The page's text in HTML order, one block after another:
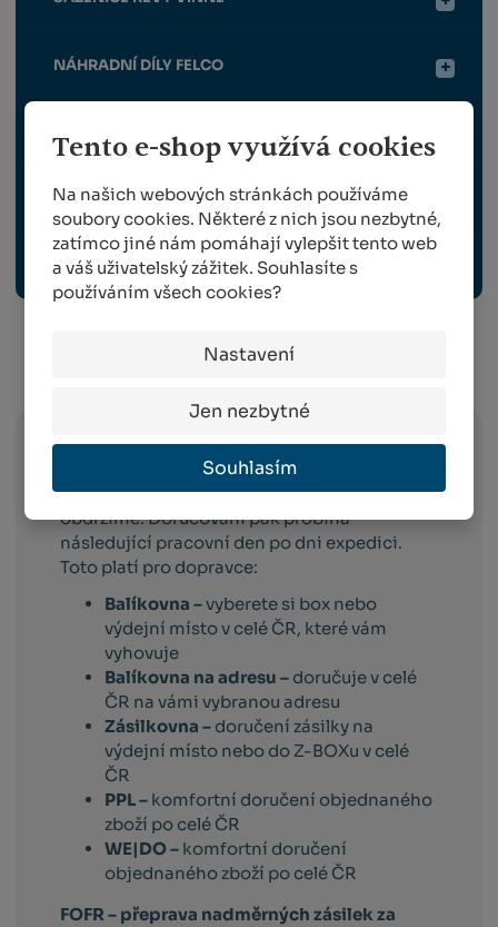
Tento e-shop využívá cookies
Na našich webových stránkách používáme
soubory cookies. Některé z nich jsou nezbytné,
zatímco jiné nám pomáhají vylepšit tento web
a váš uživatelský zážitek. Souhlasíte s
používáním všech cookies?
Nastavení
Jen nezbytné
Souhlasím
NÁHRADNÍ DÍLY FELCO
NÁHRADNÍ DÍLY BERGER
OCHRANNÉ PRACOVNÍ POMŮCKY
ROUBOVACÍ KLEŠTE, STROJKY A NOŽE
skladem expedujeme následující
pracovní den po dni, ve kterém objednávku
obdržíme. Doručování pak probíhá
následující pracovní den po dni expedici.
Toto platí pro dopravce:
Balíkovna –vyberete si box nebo
výdejní místo v celé ČR, které vám
vyhovuje
Balíkovna na adresu – doručuje v celé
ČR na vámi vybranou adresu
Zásilkovna – doručení zásilky na
výdejní místo nebo do Z-BOXu v celé
ČR
PPL – komfortní doručení objednaného
zboží po celé ČR
WE|DO – komfortní doručení
objednaného zboží po celé ČR
FOFR – přeprava nadměrných zásilek za